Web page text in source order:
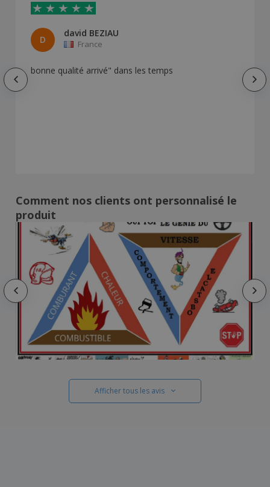
D
david BEZIAU
France
bonne qualité arrivé" dans les temps
Comment nos clients ont personnalisé le
produit
Afficher tous les avis